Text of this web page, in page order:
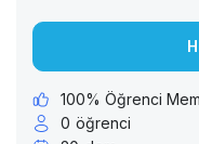
100% Öğrenci
0 öğrenci